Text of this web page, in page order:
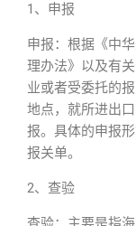
1、申报
申报：根据《中
理办法》以及有
业或者受委托的
地点，就所进出
报。具体的申报
报关单。
2、查验